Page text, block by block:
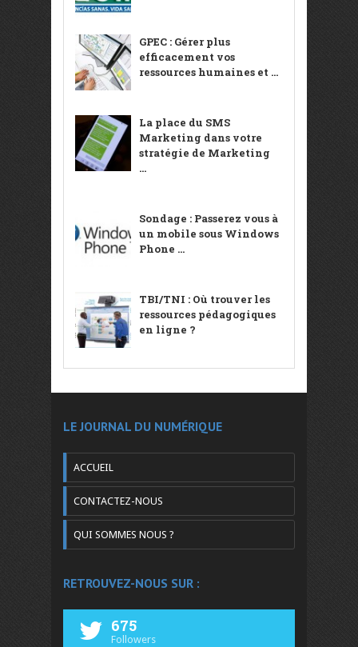
GPEC : Gérer plus
efficacement vos
ressources humaines et ...
La place du SMS
Marketing dans votre
stratégie de Marketing
...
Sondage : Passerez vous à
un mobile sous Windows
Phone ...
TBI/TNI : Où trouver les
ressources pédagogiques
en ligne ?
LE JOURNAL DU NUMÉRIQUE
ACCUEIL
CONTACTEZ-NOUS
QUI SOMMES NOUS ?
RETROUVEZ-NOUS SUR :
675
Followers